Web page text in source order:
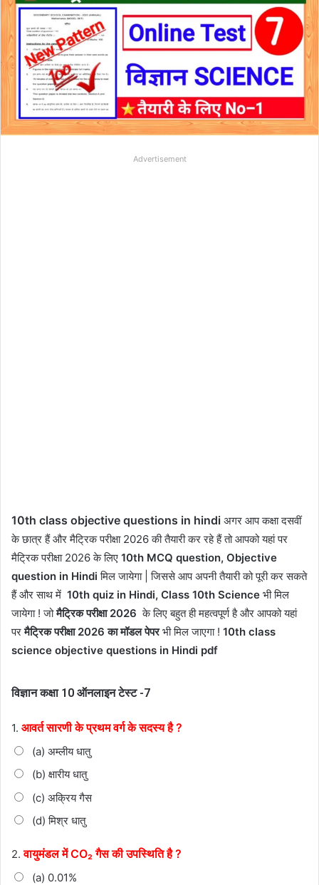
Advertisement
10th class objective questions in hindi अगर आप कक्षा दसवीं
के छात्र हैं और मैट्रिक परीक्षा 2026 की तैयारी कर रहे हैं तो आपको यहां पर
मैट्रिक परीक्षा 2026 के लिए 10th MCQ question, Objective
question in Hindiमिल जायेगा | जिससे आप अपनी तैयारी को पूरी कर सकते
हैं और साथ में 10th quiz in Hindi, Class 10th Science भी मिल
जायेगा ! जोमैट्रिक परीक्षा 2026 के लिए बहुत ही महत्वपूर्ण है और आपको यहां
परमैट्रिक परीक्षा 2026 का मॉडल पेपरभी मिल जाएगा ! 10th class
science objective questions in Hindi pdf
विज्ञान कक्षा 10 ऑनलाइन टेस्ट -7
1. आवर्त सारणी के प्रथम वर्ग के सदस्य है ?
(a) अम्लीय धातु
(b) क्षारीय धातु
(c) अक्रिय गैस
(d) मिश्र धातु
2.वायुमंडल में CO₂ गैस की उपस्थिति है ?
(a) 0.01%